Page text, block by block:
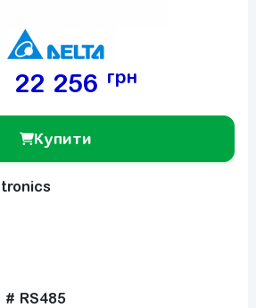
22 256 грн
Купити
# RS485